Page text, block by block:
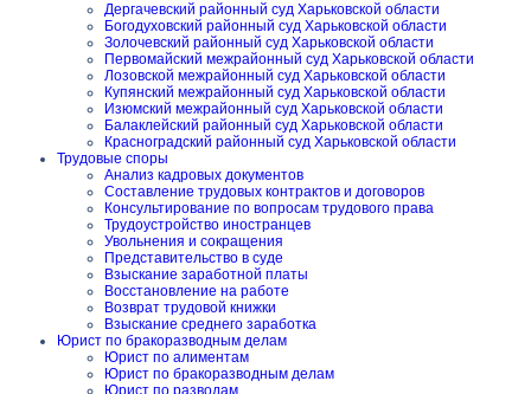
Дергачевский районный суд Харьковской области
Богодуховский районный суд Харьковской области
Золочевский районный суд Харьковской области
Первомайский межрайонный суд Харьковской области
Лозовской межрайонный суд Харьковской области
Купянский межрайонный суд Харьковской области
Изюмский межрайонный суд Харьковской области
Балаклейский районный суд Харьковской области
Красноградский районный суд Харьковской области
Трудовые споры
Анализ кадровых документов
Составление трудовых контрактов и договоров
Консультирование по вопросам трудового права
Трудоустройство иностранцев
Увольнения и сокращения
Представительство в суде
Взыскание заработной платы
Восстановление на работе
Возврат трудовой книжки
Взыскание среднего заработка
Юрист по бракоразводным делам
Юрист по алиментам
Юрист по бракоразводным делам
Юрист по разводам